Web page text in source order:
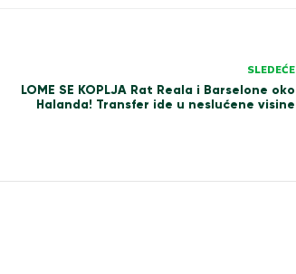
SLEDEĆE
LOME SE KOPLJA Rat Reala i Barselone oko
Halanda! Transfer ide u neslućene visine